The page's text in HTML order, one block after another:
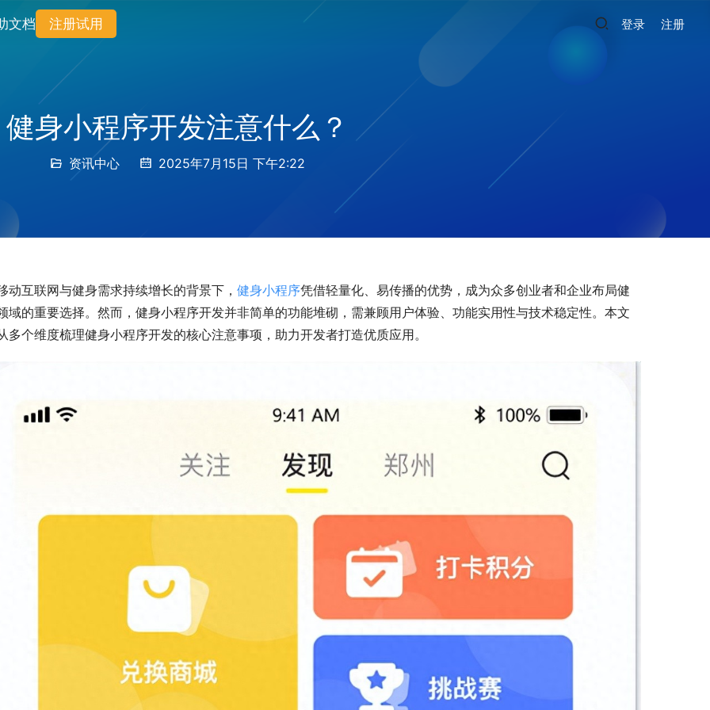
文档 注册试用 登录 注册
健身小程序开发注意什么？
资讯中心 2025年7月15日 下午2:22
动互联网与健身需求持续增长的背景下， 健身小程序凭借轻量化、易传播的优势，成为众多创业者和企业布局健
域的重要选择。然而，健身小程序开发并非简单的功能堆砌，需兼顾用户体验、功能实用性与技术稳定性。本文
多个维度梳理健身小程序开发的核心注意事项，助力开发者打造优质应用。